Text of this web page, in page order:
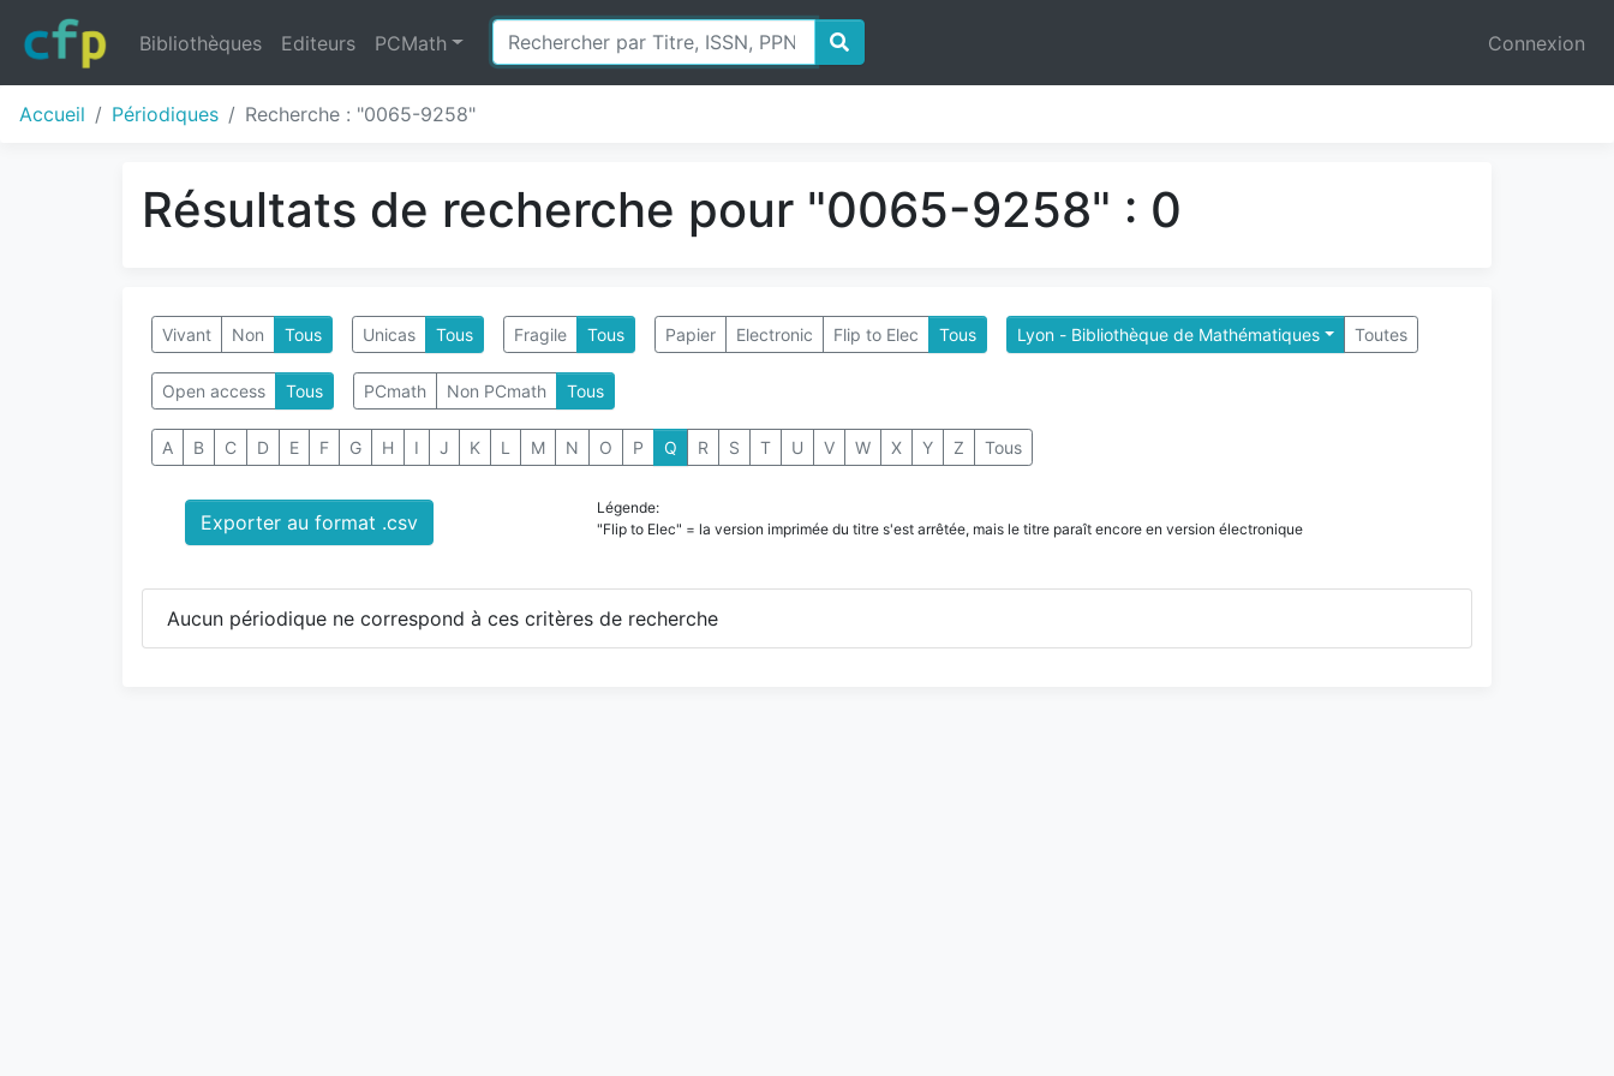
Bibliothèques Editeurs PCMath Connexion
Accueil Périodiques Recherche : "0065-9258"
Résultats de recherche pour "0065-9258" : 0
Vivant Non Tous Unicas Tous Fragile Tous Papier Electronic Flip to Elec Tous Lyon - Bibliothèque de Mathématiques Toutes
Open access Tous PCmath Non PCmath Tous
A B C D E F G H I J K L M N O P Q R S T U V W X Y Z Tous
Exporter au format .csv
Légende:
"Flip to Elec" = la version imprimée du titre s'est arrêtée, mais le titre paraît encore en version électronique
Aucun périodique ne correspond à ces critères de recherche